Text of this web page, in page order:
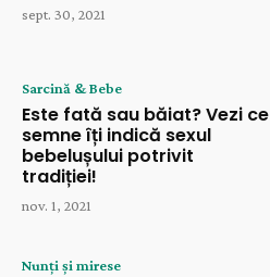
sept. 30, 2021
Sarcină & Bebe
Este fată sau băiat? Vezi ce
semne îți indică sexul
bebelușului potrivit
tradiției!
nov. 1, 2021
Nunți și mirese